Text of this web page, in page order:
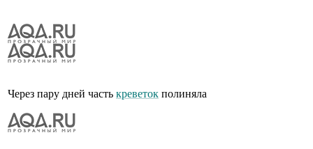
Через пару дней часть креветок полиняла